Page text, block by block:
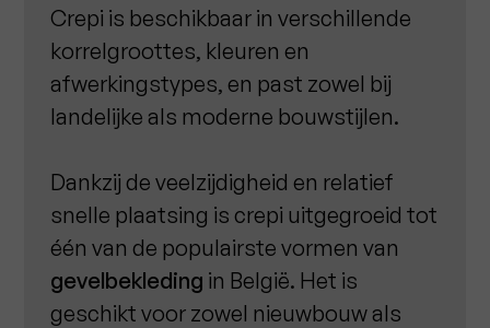
Crepi is beschikbaar in verschillende
korrelgroottes, kleuren en
afwerkingstypes, en past zowel bij
landelijke als moderne bouwstijlen.
Dankzij de veelzijdigheid en relatief
snelle plaatsing is crepi uitgegroeid tot
één van de populairste vormen van
gevelbekleding in België. Het is
geschikt voor zowel nieuwbouw als